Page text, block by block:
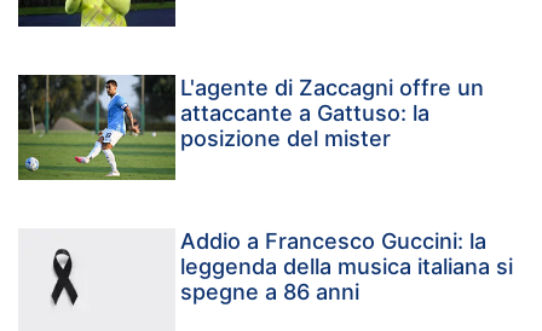
L'agente di Zaccagni offre un
attaccante a Gattuso: la
posizione del mister
Addio a Francesco Guccini: la
leggenda della musica italiana si
spegne a 86 anni